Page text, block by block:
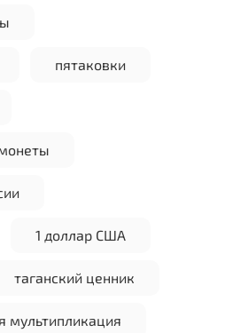
пятаковки
1 доллар США
таганский ценник
мультипликация